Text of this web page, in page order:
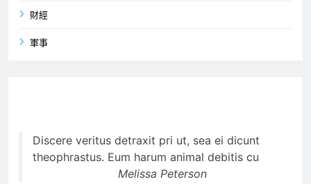
財經
軍事
Discere veritus detraxit pri ut, sea ei dicunt
theophrastus. Eum harum animal debitis cu
Melissa Peterson